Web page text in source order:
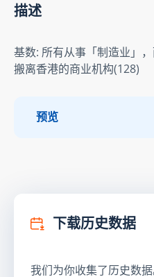
描述
基数: 所有从事「制造业」
搬离香港的商业机构(128)
预览
下载历史数据
我们为你收集了历史数